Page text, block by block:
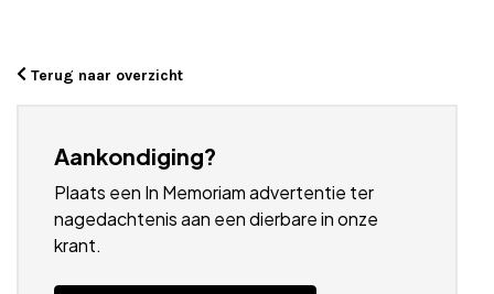
Terug naar overzicht
Aankondiging?
Plaats een In Memoriam advertentie ter
nagedachtenis aan een dierbare in onze
krant.